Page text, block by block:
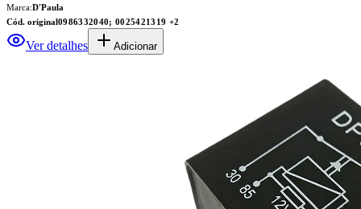
Marca:D'Paula
Cód. original0986332040; 0025421319 +2
Ver detalhes Adicionar